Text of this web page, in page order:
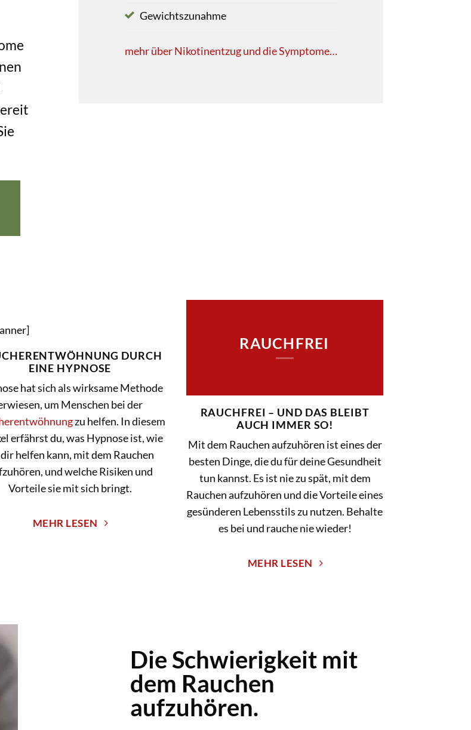
Gewichtszunahme
mehr über Nikotinentzug und die Symptome…
DURCH
EINE HYPNOSE
hat sich als wirksame Methode
um Menschen bei der
zu helfen. In diesem
erfährst du, was Hypnose ist, wie
helfen kann, mit dem Rauchen
und welche Risiken und
Vorteile sie mit sich bringt.
MEHR LESEN
RAUCHFREI
RAUCHFREI – UND DAS BLEIBT
AUCH IMMER SO!
Mit dem Rauchen aufzuhören ist eines der
besten Dinge, die du für deine Gesundheit
tun kannst. Es ist nie zu spät, mit dem
Rauchen aufzuhören und die Vorteile eines
gesünderen Lebensstils zu nutzen. Behalte
es bei und rauche nie wieder!
MEHR LESEN
Die Schwierigkeit mit
dem Rauchen
aufzuhören.